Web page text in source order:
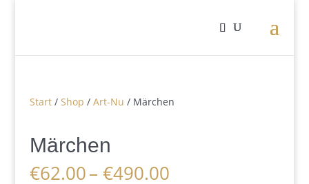
Start/ Shop / Art-Nu / Märchen
Märchen
€62.00– €490.00Preisspanne: